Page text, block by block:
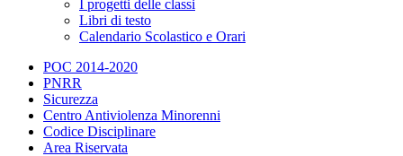
I progetti delle classi
Libri di testo
Calendario Scolastico e Orari
POC 2014-2020
PNRR
Sicurezza
Centro Antiviolenza Minorenni
Codice Disciplinare
Area Riservata